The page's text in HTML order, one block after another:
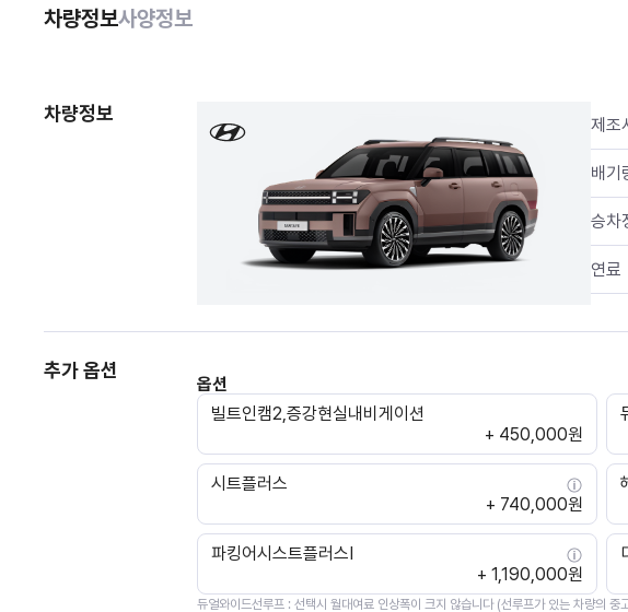
차량정보사양정보
차량정보
제조
배기
승차
연료
추가 옵션
옵션
빌트인캠2,증강현실내비게이션
+ 450,000원
시트플러스
+ 740,000원
파킹어시스트플러스Ⅰ
+ 1,190,000원
듀얼와이드선루프 : 선택시 월대여료 인상폭이 크지 않습니다 (선루프가 있는 차량의 중